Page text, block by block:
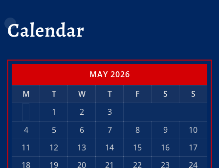
Calendar
MAY 2026
M
T W T F S
S
1
2
3
4
5 6 7 8 9
10
11
12 13 14 15 16
17
18
19 20 21 22 23 24